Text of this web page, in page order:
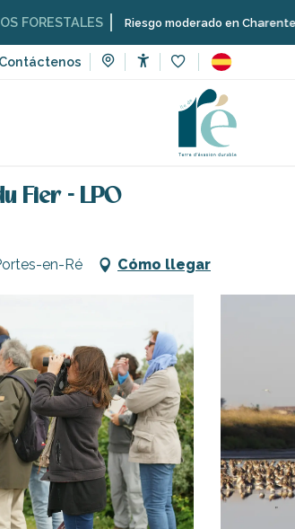
Contáctenos
Riesgo moderado en Charente-
Actividades culturales
Fier - LPO
en-Ré Cómo llegar